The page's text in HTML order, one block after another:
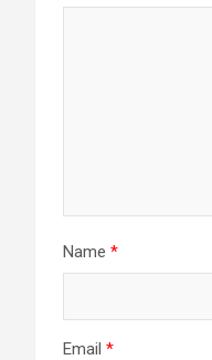
Name *
Email *